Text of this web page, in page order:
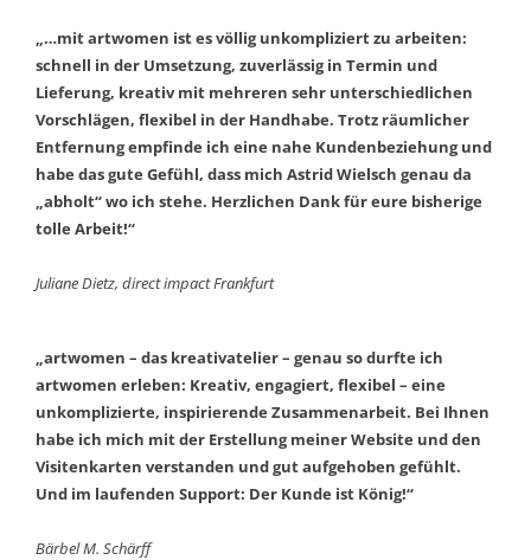
„…mit artwomen ist es völlig unkompliziert zu arbeiten:
schnell in der Umsetzung, zuverlässig in Termin und
Lieferung, kreativ mit mehreren sehr unterschiedlichen
Vorschlägen, flexibel in der Handhabe. Trotz räumlicher
Entfernung empfinde ich eine nahe Kundenbeziehung und
habe das gute Gefühl, dass mich Astrid Wielsch genau da
„abholt“ wo ich stehe. Herzlichen Dank für eure bisherige
tolle Arbeit!“
Juliane Dietz, direct impact Frankfurt
„artwomen – das kreativatelier – genau so durfte ich
artwomen erleben: Kreativ, engagiert, flexibel – eine
unkomplizierte, inspirierende Zusammenarbeit. Bei Ihnen
habe ich mich mit der Erstellung meiner Website und den
Visitenkarten verstanden und gut aufgehoben gefühlt.
Und im laufenden Support: Der Kunde ist König!“
Bärbel M. Schärff